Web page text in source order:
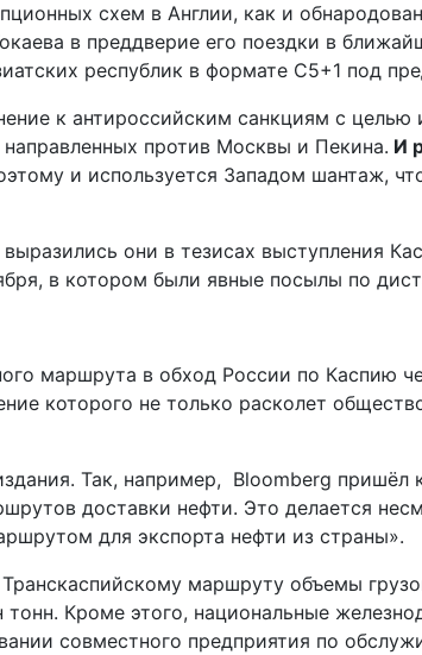
схем в Англии, как и
в преддверие его поездки в
республик в формате С5+1 под
к антироссийским санкциям с
против Москвы и Пекина. И
и используется Западом шантаж,
они в тезисах выступления
в котором были явные посылы по
маршрута в обход России по Каспию
которого не только расколет
Так, например, Bloomberg пришёл
доставки нефти. Это делается
для экспорта нефти из страны».
маршруту объемы
Кроме этого, национальные
совместного предприятия по